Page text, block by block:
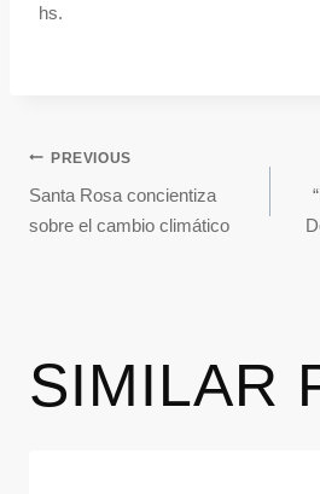
hs.
PREVIOUS
Santa Rosa concientiza
sobre el cambio climático
SIMILAR